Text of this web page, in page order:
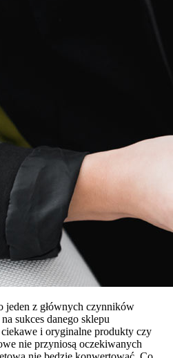
z głównych czynników
sukces danego sklepu
i oryginalne produkty czy
nie przyniosą oczekiwanych